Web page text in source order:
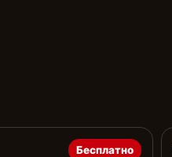
Бесплатно